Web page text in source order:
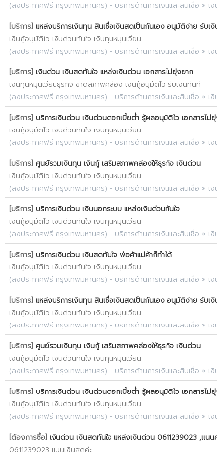
(ลงประกาศฟรี กรุงเทพมหานคร) - บริการด้านการเงินและสินเชื่อ » เงิ
[บริการ] แหล่งบริการเงินทุน สินเชื่อเงินสดเป็นกันเอง อนุมัติง่าย รับเงิน
เงินกู้อนุมัติไว เงินด่วนทันใจ เงินทุนหมุนเวียน
(ลงประกาศฟรี กรุงเทพมหานคร) - บริการด้านการเงินและสินเชื่อ » เงิ
[บริการ] เงินด่วน เงินสดทันใจ แหล่งเงินด่วน เอกสารไม่ยุ่งยาก
เงินทุนหมุนเวียนธุรกิจ ขาดสภาพคล่อง เงินกู้อนุมัติไว รับเงินทันที
(ลงประกาศฟรี กรุงเทพมหานคร) - บริการด้านการเงินและสินเชื่อ » เงิ
[บริการ] บริการเงินด่วน เงินด่วนดอกเบี้ยต่ำ รู้ผลอนุมิติไว เอกสารไม่ยุ่
เงินกู้อนุมัติไว เงินด่วนทันใจ เงินทุนหมุนเวียน
(ลงประกาศฟรี กรุงเทพมหานคร) - บริการด้านการเงินและสินเชื่อ » เงิ
[บริการ] ศูนย์รวมเงินทุน เงินกู้ เสริมสภาพคล่องให้ธุรกิจ เงินด่วน
เงินกู้อนุมัติไว เงินด่วนทันใจ เงินทุนหมุนเวียน
(ลงประกาศฟรี กรุงเทพมหานคร) - บริการด้านการเงินและสินเชื่อ » เงิ
[บริการ] บริการเงินด่วน เงินนอกระบบ แหล่งเงินด่วนทันใจ
เงินกู้อนุมัติไว เงินด่วนทันใจ เงินทุนหมุนเวียน
(ลงประกาศฟรี กรุงเทพมหานคร) - บริการด้านการเงินและสินเชื่อ » เงิ
[บริการ] บริการเงินด่วน เงินสดทันใจ พ่อค้าแม่ค้าก็ทำได้
เงินกู้อนุมัติไว เงินด่วนทันใจ เงินทุนหมุนเวียน
(ลงประกาศฟรี กรุงเทพมหานคร) - บริการด้านการเงินและสินเชื่อ » เงิ
[บริการ] แหล่งบริการเงินทุน สินเชื่อเงินสดเป็นกันเอง อนุมัติง่าย รับเงิน
เงินกู้อนุมัติไว เงินด่วนทันใจ เงินทุนหมุนเวียน
(ลงประกาศฟรี กรุงเทพมหานคร) - บริการด้านการเงินและสินเชื่อ » เงิ
[บริการ] ศูนย์รวมเงินทุน เงินกู้ เสริมสภาพคล่องให้ธุรกิจ เงินด่วน
เงินกู้อนุมัติไว เงินด่วนทันใจ เงินทุนหมุนเวียน
(ลงประกาศฟรี กรุงเทพมหานคร) - บริการด้านการเงินและสินเชื่อ » เงิ
[บริการ] บริการเงินด่วน เงินด่วนดอกเบี้ยต่ำ รู้ผลอนุมิติไว เอกสารไม่ยุ่
เงินกู้อนุมัติไว เงินด่วนทันใจ เงินทุนหมุนเวียน
(ลงประกาศฟรี กรุงเทพมหานคร) - บริการด้านการเงินและสินเชื่อ » เงิ
[ต้องการซื้อ] เงินด่วน เงินสดทันใจ แหล่งเงินด่วน 0611239023 ,เเนนค่ะ
0611239023 เเนนเงินสดค่ะ